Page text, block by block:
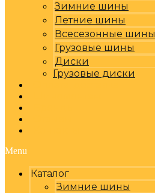
Зимние шины
Летние шины
Всесезонные шины
Грузовые шины
Диски
Грузовые диски
Menu
Каталог
Зимние шины